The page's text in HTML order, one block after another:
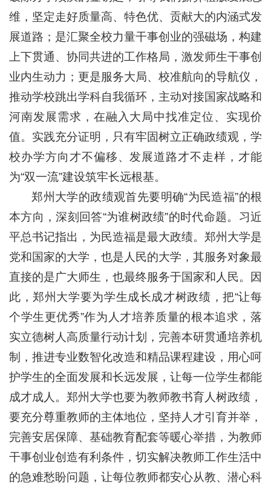
维，坚定走好质量高、特色优、贡献大的内涵式发
展道路；是汇聚全校力量干事创业的强磁场，构建
上下贯通、协同共进的工作格局，激发师生干事创
业内生动力；更是服务大局、校准航向的导航仪，
推动学校跳出学科自我循环，主动对接国家战略和
河南发展需求，在融入大局中找准定位、实现价
值。实践充分证明，只有牢固树立正确政绩观，学
校办学方向才不偏移、发展道路才不走样，才能
为“双一流”建设筑牢长远根基。
郑州大学的政绩观首先要明确“为民造福”的根
本方向，深刻回答“为谁树政绩”的时代命题。习近
平总书记指出，为民造福是最大政绩。郑州大学是
党和国家的大学，也是人民的大学，其服务对象最
直接的是广大师生，也最终服务于国家和人民。因
此，郑州大学要为学生成长成才树政绩，把“让每
个学生更优秀”作为人才培养质量的根本追求，落
实立德树人高质量行动计划，完善本研贯通培养机
制，推进专业数智化改造和精品课程建设，用心呵
护学生的全面发展和长远发展，让每一位学生都能
成才成人。郑州大学也要为教师教书育人树政绩，
要充分尊重教师的主体地位，坚持人才引育并举，
完善安居保障、基础教育配套等暖心举措，为教师
干事创业创造有利条件，切实解决教师工作生活中
的急难愁盼问题，让每位教师都安心从教、潜心科